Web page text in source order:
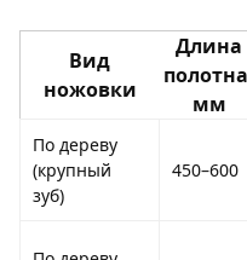
Вид
ножовки
Длина
мм
По дереву
(крупный
зуб)
450–600